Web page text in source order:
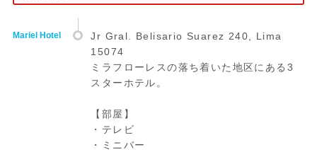
Mariel Hotel
Jr Gral. Belisario Suarez 240, Lima
15074
ミラフローレスの落ち着いた地区にある3
スターホテル。
【部屋】
・テレビ
・ミニバー